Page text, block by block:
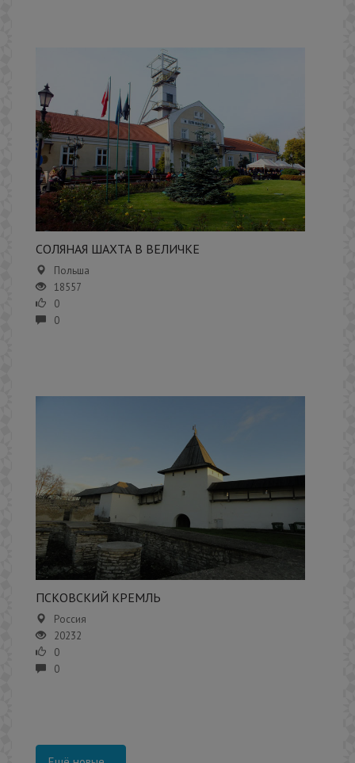
​СОЛЯНАЯ ШАХТА В ВЕЛИЧКЕ
Польша
18557
0
0
​ПСКОВСКИЙ КРЕМЛЬ
Россия
20232
0
0